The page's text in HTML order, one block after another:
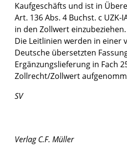
Kaufgeschäfts und ist in
Art. 136 Abs. 4 Buchst. c UZK-
in den Zollwert einzubeziehen.
Die Leitlinien werden in einer
Deutsche übersetzten
Ergänzungslieferung in Fach
Zollrecht/Zollwert
SV
Verlag C.F. Müller